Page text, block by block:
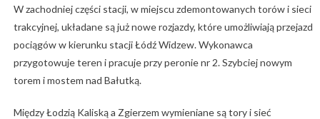
W zachodniej części stacji, w miejscu zdemontowanych torów i sieci
trakcyjnej, układane są już nowe rozjazdy, które umożliwiają przejazd
pociągów w kierunku stacji Łódź Widzew. Wykonawca
przygotowuje teren i pracuje przy peronie nr 2. Szybciej nowym
torem i mostem nad Bałutką.
Między Łodzią Kaliską a Zgierzem wymieniane są tory i sieć